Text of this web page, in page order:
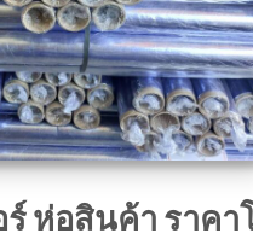
ห่อสินค้า ราคา